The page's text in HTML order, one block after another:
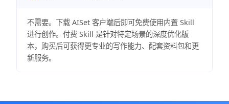
不需要。下载 AISet 客户端后即可免费使用内置 Skill
进行创作。付费 Skill 是针对特定场景的深度优化版
本，购买后可获得更专业的写作能力、配套资料包和更
新服务。